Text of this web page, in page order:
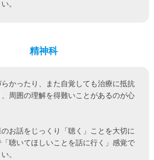
。
精神科
かったり、また自覚しても治療に抵抗
周囲の理解を得難いことがあるのが心
お話をじっくり「聴く」ことを大切に
「聴いてほしいことを話に行く」感覚で
。